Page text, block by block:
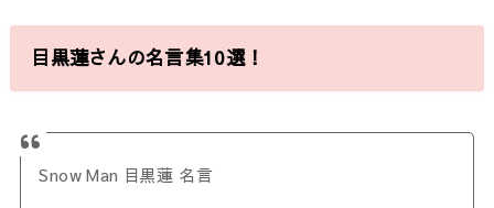
目黒蓮さんの名言集10選！
Snow Man 目黒蓮 名言